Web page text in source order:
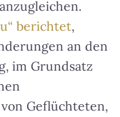
berichtet,
an den
im Grundsatz
Geflüchteten,